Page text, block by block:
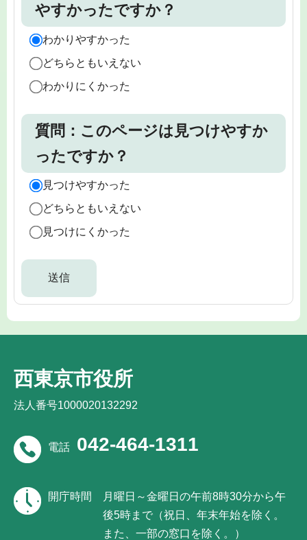
やすかったですか？
わかりやすかった
どちらともいえない
わかりにくかった
質問：このページは見つけやすか
ったですか？
見つけやすかった
どちらともいえない
見つけにくかった
西東京市役所
法人番号1000020132292
電話 042-464-1311
開庁時間
月曜日～金曜日の午前8時30分から午
後5時まで（祝日、年末年始を除く。
また、一部の窓口を除く。）